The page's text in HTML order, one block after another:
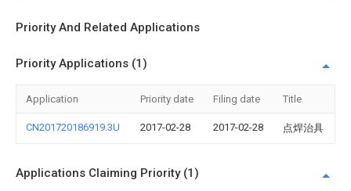
Priority And Related Applications
Priority Applications (1)
Application Priority date Filing date Title
CN201720186919.3U 2017-02-28 2017-02-28 点焊治具
Applications Claiming Priority (1)